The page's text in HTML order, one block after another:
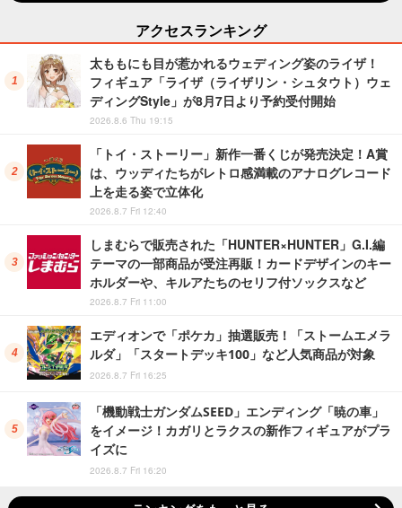
アクセスランキング
太ももにも目が惹かれるウェディング姿のライザ！
フィギュア「ライザ（ライザリン・シュタウト）ウェ
ディングStyle」が8月7日より予約受付開始
2026.8.6 Thu 19:15
「トイ・ストーリー」新作一番くじが発売決定！A賞
は、ウッディたちがレトロ感満載のアナログレコード
上を走る姿で立体化
2026.8.7 Fri 12:40
しまむらで販売された「HUNTER×HUNTER」G.I.編
テーマの一部商品が受注再販！カードデザインのキー
ホルダーや、キルアたちのセリフ付ソックスなど
2026.8.7 Fri 11:00
エディオンで「ポケカ」抽選販売！「ストームエメラ
ルダ」「スタートデッキ100」など人気商品が対象
2026.8.7 Fri 16:25
「機動戦士ガンダムSEED」エンディング「暁の車」
をイメージ！カガリとラクスの新作フィギュアがプラ
イズに
2026.8.7 Fri 16:20